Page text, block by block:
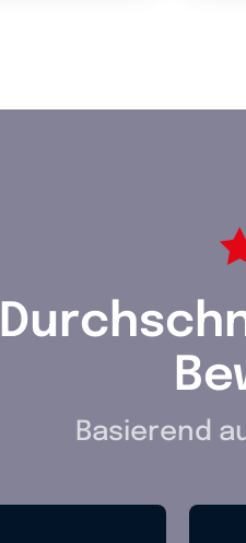
Basierend